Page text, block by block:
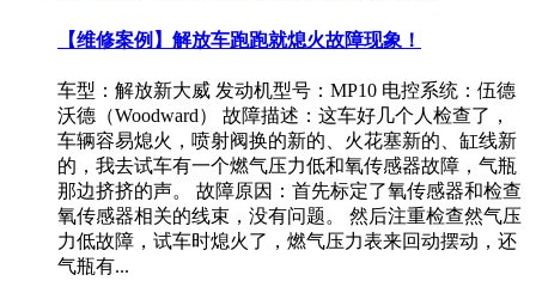
【维修案例】解放车跑跑就熄火故障现象！
车型：解放新大威 发动机型号：MP10 电控系统：伍德
沃德（Woodward） 故障描述：这车好几个人检查了，
车辆容易熄火，喷射阀换的新的、火花塞新的、缸线新
的，我去试车有一个燃气压力低和氧传感器故障，气瓶
那边挤挤的声。 故障原因：首先标定了氧传感器和检查
氧传感器相关的线束，没有问题。 然后注重检查然气压
力低故障，试车时熄火了，燃气压力表来回动摆动，还
气瓶有...